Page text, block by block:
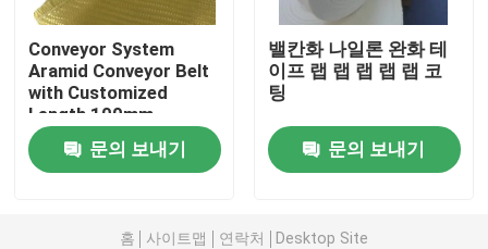
연락주세요
인용문을 요구하세요
메타 아라미드 직물
구 유고슬라비아의 화폐 단위 아라미드 직물
Conveyor System
Aramid Conveyor Belt
with Customized
Length 100mm-
2000mm Width
문의 보내기
밸칸화 나일론 완화 테
이프 랩 랩 랩 랩 랩 코
팅
문의 보내기
홈 사이트맵 연락처 Desktop Site